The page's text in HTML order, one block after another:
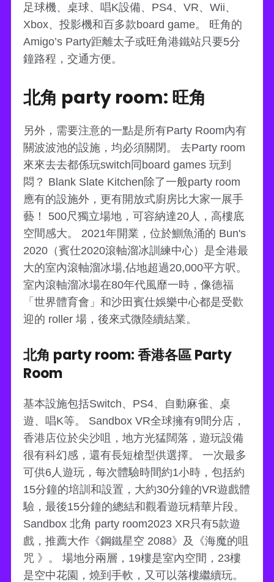
足球機、桌球、唱K設備、PS4、VR、Wii、
Xbox、投影機和百多款board game。 旺角的
Amigo’s Party距離太子或旺角港鐵站只要5分
鐘路程，交通方便。
北角 party room: 旺角
另外，需要注意的一點是所有Party Room內有
關波波池的設施，均必須關閉。 去Party room
來來去去都係玩switch同board games 玩到
悶？ Blank Slate Kitchen除了一般party room
應有的設施外，更有開放式廚房比大家一展手
藝！ 500尺獨立場地，可容納達20人，高樓底
空間感大。 2021年開業，位於鰂魚涌的 Bun's
2020（賓仕2020滾軸溜冰訓練中心）是全港最
大的室內滾軸溜冰場,佔地超過20,000平方呎。
室內滾軸溜冰場在80年代風靡一時，像德福
「世界體育會」和沙田賓仕娛樂中心都是受歡
迎的 roller 場，後來式微陸續結業。
北角 party room: 香港各區 Party
Room
基本設施包括Switch、PS4、自動麻雀、桌
遊、唱K等。 Sandbox VR全球擁有9間分店，
香港店位於尖沙咀，地方光猛闊落，遊玩設備
很有科幻感，還有長短槍型供選擇。 一次最多
可供6人遊玩，每次體驗時間約1小時，包括約
15分鐘的培訓和設置，大約30分鐘的VR遊戲體
驗，最後15分鐘的總結和觀看遊玩精華片段。
Sandbox 北角 party room2023 XR只有5款遊
戲，推薦大作《鋼鐵星空 2088》及《海魔的咀
咒 》。 場地分兩層，19樓是室內空間，23樓
是空中花園，燒到手軟，又可以落樓繼續玩。